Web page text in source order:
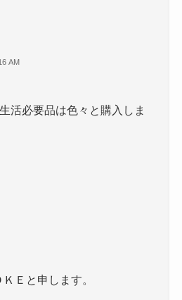
AM
活必要品は色々と購入しま
Ｅと申します。